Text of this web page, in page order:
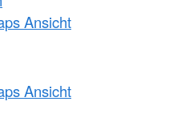
Ansicht
Ansicht